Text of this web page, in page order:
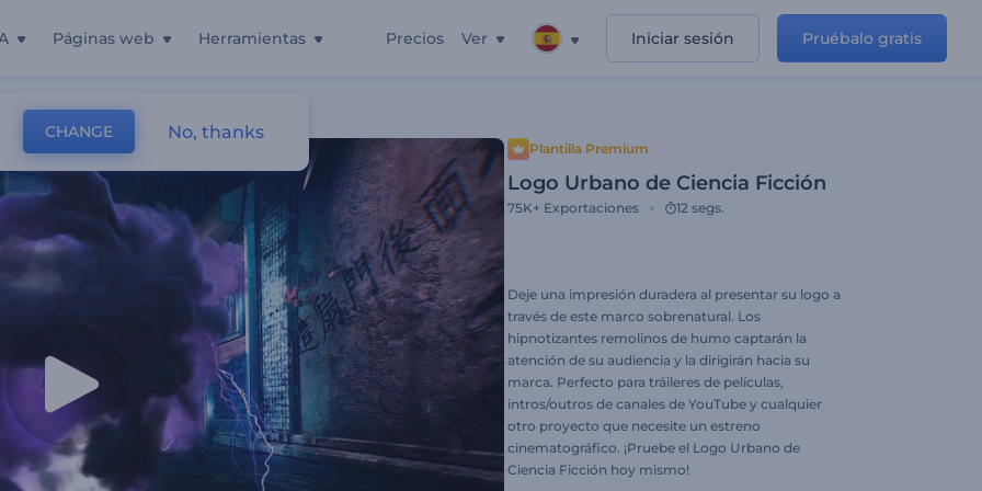
Páginas web Herramientas Precios Ver Iniciar sesión Pruébalo gratis
Plantilla Premium
Logo Urbano de Ciencia Ficción
75K+ Exportaciones 12 segs.
Deje una impresión duradera al presentar su logo a
través de este marco sobrenatural. Los
hipnotizantes remolinos de humo captarán la
atención de su audiencia y la dirigirán hacia su
marca. Perfecto para tráileres de películas,
intros/outros de canales de YouTube y cualquier
otro proyecto que necesite un estreno
cinematográfico. ¡Pruebe el Logo Urbano de
Ciencia Ficción hoy mismo!
CHANGE No, thanks